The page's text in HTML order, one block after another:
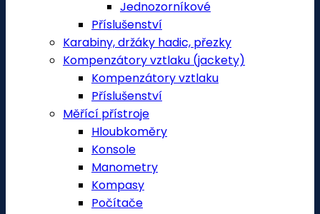
Jednozorníkové
Příslušenství
Karabiny, držáky hadic, přezky
Kompenzátory vztlaku (jackety)
Kompenzátory vztlaku
Příslušenství
Měřící přístroje
Hloubkoměry
Konsole
Manometry
Kompasy
Počítače